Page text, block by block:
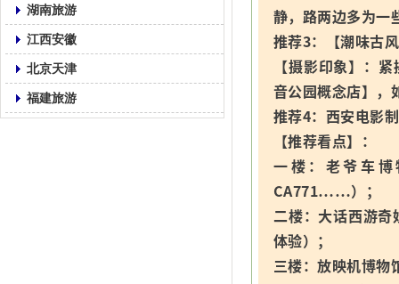
湖南旅游
江西安徽
北京天津
福建旅游
静，路两边多为一
推荐3：【潮味古
【摄影印象】：
音公园概念店】，
推荐4：西安电影
【推荐看点】：
一楼：老爷车
CA771……）；
二楼：大话西游
体验）；
三楼：放映机博物